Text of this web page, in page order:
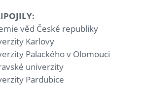
věd České republiky
Karlovy
Palackého v Olomouci
univerzity
Pardubice